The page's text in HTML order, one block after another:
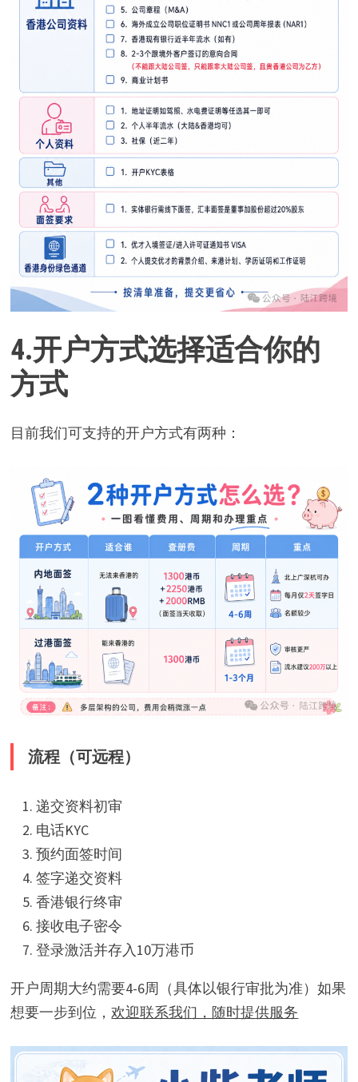
4.开户方式选择适合你的
方式
目前我们可支持的开户方式有两种：
流程（可远程）
递交资料初审
电话KYC
预约面签时间
签字递交资料
香港银行终审
接收电子密令
登录激活并存入10万港币
开户周期大约需要4-6周（具体以银行审批为准）如果
想要一步到位，欢迎联系我们，随时提供服务